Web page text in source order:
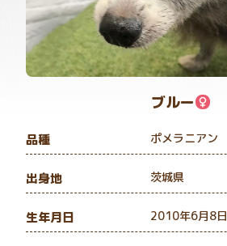
ブルー
品種 ポメラニアン
出身地 茨城県
生年月日 2010年6月8日